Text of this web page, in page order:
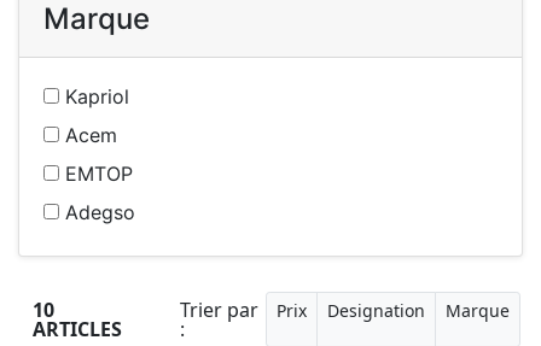
Marque
Kapriol
Acem
EMTOP
Adegso
10
ARTICLES
Trier par
:
Prix Designation Marque